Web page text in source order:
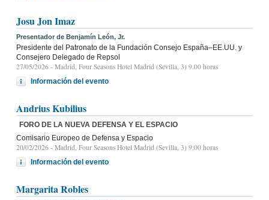
Josu Jon Imaz
Presentador de Benjamín León, Jr.
Presidente del Patronato de la Fundación Consejo España–EE.UU. y
Consejero Delegado de Repsol
27/05/2026 - Madrid, Four Seasons Hotel Madrid (Sevilla, 3) 9.00 horas
Información del evento
Andrius Kubilius
FORO DE LA NUEVA DEFENSA Y EL ESPACIO
Comisario Europeo de Defensa y Espacio
20/02/2026 - Madrid, Four Seasons Hotel Madrid (Sevilla, 3) 9:00 horas
Información del evento
Margarita Robles